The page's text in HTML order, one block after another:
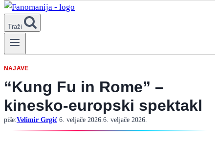
Traži
NAJAVE
“Kung Fu in Rome” –
kinesko-europski spektakl
piše:Velimir Grgić 6. veljače 2026.6. veljače 2026.